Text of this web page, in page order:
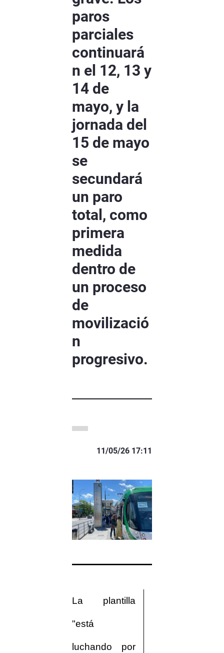
paros
parciales
continuará
n el 12, 13 y
14 de
mayo, y la
jornada del
15 de mayo
se
secundará
un paro
total, como
primera
medida
dentro de
un proceso
de
movilizació
n
progresivo.
11/05/26 17:11
La plantilla
"está
luchando por